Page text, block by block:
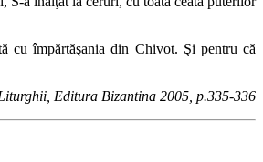
cu împărtăşania din Chivot. Şi pentru că
Editura Bizantina 2005, p.335-336